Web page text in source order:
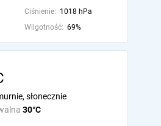
Ciśnienie: 1018 hPa
Wilgotność: 69%
30°C
słonecznie